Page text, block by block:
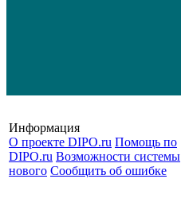
Информация
О проекте DIPO.ru Помощь по
DIPO.ru Возможности системы
нового Сообщить об ошибке